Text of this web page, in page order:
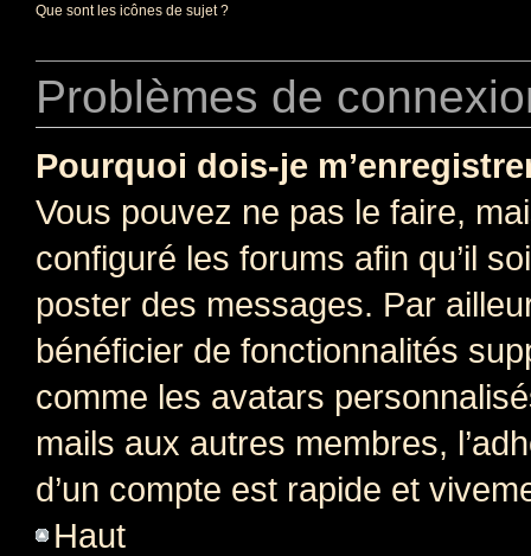
Que sont les icônes de sujet ?
Problèmes de
Pourquoi dois-je
Vous pouvez ne pas le faire,
configuré les forums afin qu’il
poster des messages. Par
bénéficier de fonctionnalités
comme les avatars
mails aux autres membres,
d’un compte est rapide et
Haut